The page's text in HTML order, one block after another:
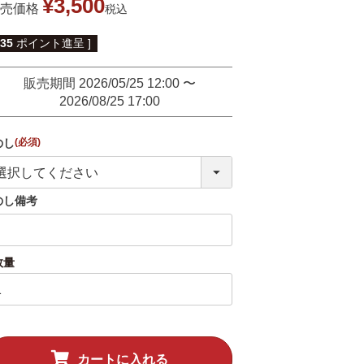
価格 ¥3,500税込
35 ポイント進呈 ]
販売期間 2026/05/25 12:00 〜
2026/08/25 17:00
し
(必須)
し備考
カートに入れる